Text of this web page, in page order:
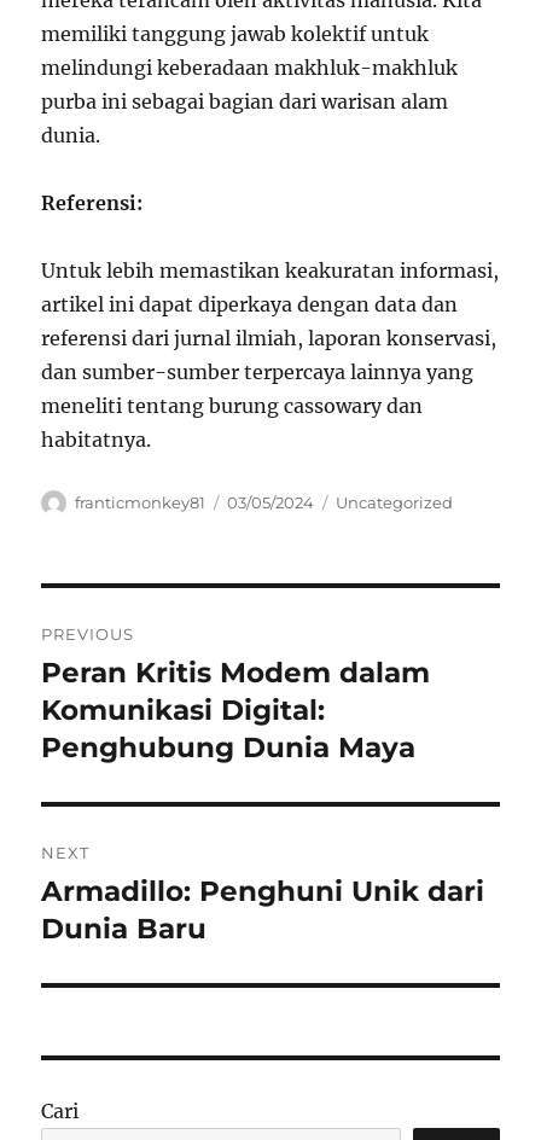
memiliki tanggung jawab kolektif untuk
melindungi keberadaan makhluk-makhluk
purba ini sebagai bagian dari warisan alam
dunia.
Referensi:
Untuk lebih memastikan keakuratan informasi,
artikel ini dapat diperkaya dengan data dan
referensi dari jurnal ilmiah, laporan konservasi,
dan sumber-sumber terpercaya lainnya yang
meneliti tentang burung cassowary dan
habitatnya.
Author
franticmonkey81
Posted
03/05/2024 Categories
Uncategorized
pos
PREVIOUS
Previous
post:
Peran Kritis Modem dalam
Komunikasi Digital:
Penghubung Dunia Maya
NEXT
Next
post:
Armadillo: Penghuni Unik dari
Dunia Baru
Cari